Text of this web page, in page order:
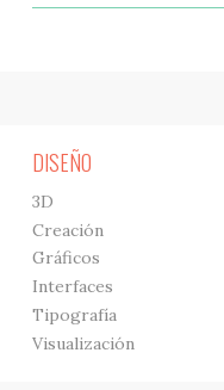
DISEÑO
3D
Creación
Gráficos
Interfaces
Tipografía
Visualización